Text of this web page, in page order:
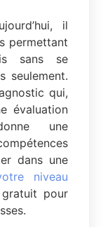
il
permettant
sans se
seulement.
qui,
évaluation
une
dans une
niveau
pour